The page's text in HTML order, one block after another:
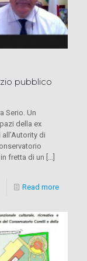
pubblico
Serio. Un
della ex
di
fretta di un […]
Read more